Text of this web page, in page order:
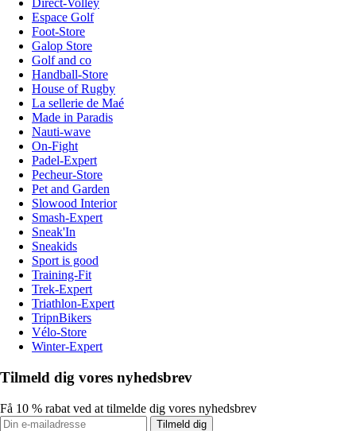
Direct-Volley
Espace Golf
Foot-Store
Galop Store
Golf and co
Handball-Store
House of Rugby
La sellerie de Maé
Made in Paradis
Nauti-wave
On-Fight
Padel-Expert
Pecheur-Store
Pet and Garden
Slowood Interior
Smash-Expert
Sneak'In
Sneakids
Sport is good
Training-Fit
Trek-Expert
Triathlon-Expert
TripnBikers
Vélo-Store
Winter-Expert
Tilmeld dig vores nyhedsbrev
Få 10 % rabat ved at tilmelde dig vores nyhedsbrev
Tilmeld dig